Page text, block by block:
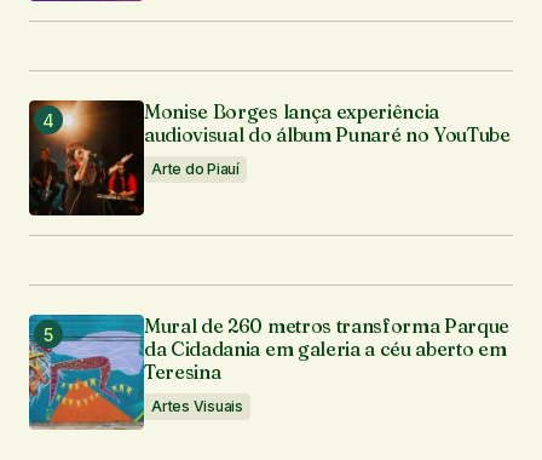
Monise Borges lança experiência
audiovisual do álbum Punaré no YouTube
Arte do Piauí
Mural de 260 metros transforma Parque
da Cidadania em galeria a céu aberto em
Teresina
Artes Visuais